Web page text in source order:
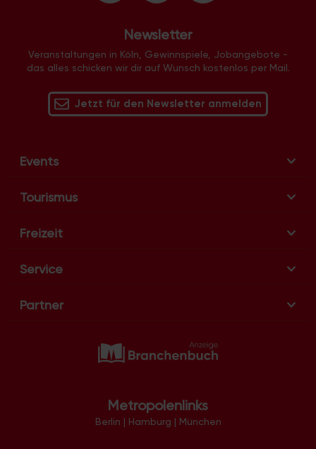
Newsletter
Veranstaltungen in Köln, Gewinnspiele, Jobangebote -
das alles schicken wir dir auf Wunsch kostenlos per Mail.
Jetzt für den Newsletter anmelden
Events
Tourismus
Freizeit
Service
Partner
Metropolenlinks
Berlin | Hamburg | München